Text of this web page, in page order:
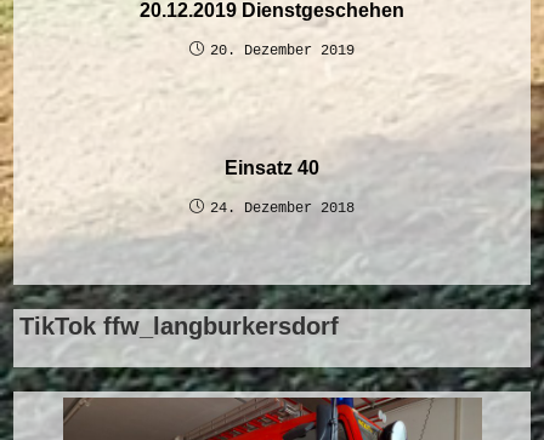
20.12.2019 Dienstgeschehen
20. Dezember 2019
Einsatz 40
24. Dezember 2018
TikTok ffw_langburkersdorf